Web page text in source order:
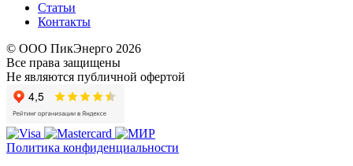
Статьи
Контакты
© ООО ПикЭнерго 2026
Все права защищены
Не являются публичной офертой
Политика конфиденциальности